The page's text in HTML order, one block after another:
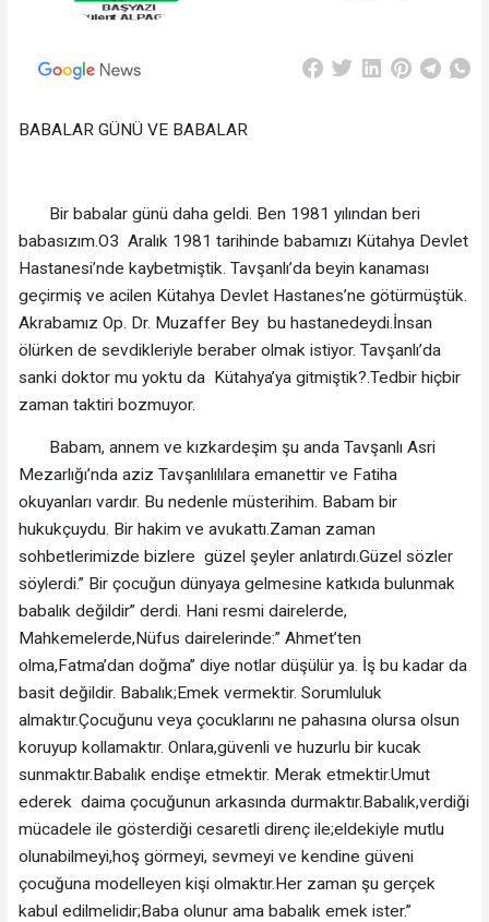
BABALAR GÜNÜ VE BABALAR
Bir babalar günü daha geldi. Ben 1981 yılından beri
babasızım.O3 Aralık 1981 tarihinde babamızı Kütahya Devlet
Hastanesi’nde kaybetmiştik. Tavşanlı’da beyin kanaması
geçirmiş ve acilen Kütahya Devlet Hastanes’ne götürmüştük.
Akrabamız Op. Dr. Muzaffer Bey bu hastanedeydi.İnsan
ölürken de sevdikleriyle beraber olmak istiyor. Tavşanlı’da
sanki doktor mu yoktu da Kütahya’ya gitmiştik?.Tedbir hiçbir
zaman taktiri bozmuyor.
Babam, annem ve kızkardeşim şu anda Tavşanlı Asri
Mezarlığı’nda aziz Tavşanlılılara emanettir ve Fatiha
okuyanları vardır. Bu nedenle müsterihim. Babam bir
hukukçuydu. Bir hakim ve avukattı.Zaman zaman
sohbetlerimizde bizlere güzel şeyler anlatırdı.Güzel sözler
söylerdi.” Bir çocuğun dünyaya gelmesine katkıda bulunmak
babalık değildir” derdi. Hani resmi dairelerde,
Mahkemelerde,Nüfus dairelerinde:” Ahmet’ten
olma,Fatma’dan doğma” diye notlar düşülür ya. İş bu kadar da
basit değildir. Babalık;Emek vermektir. Sorumluluk
almaktır.Çocuğunu veya çocuklarını ne pahasına olursa olsun
koruyup kollamaktır. Onlara,güvenli ve huzurlu bir kucak
sunmaktır.Babalık endişe etmektir. Merak etmektir.Umut
ederek daima çocuğunun arkasında durmaktır.Babalık,verdiği
mücadele ile gösterdiği cesaretli direnç ile;eldekiyle mutlu
olunabilmeyi,hoş görmeyi, sevmeyi ve kendine güveni
çocuğuna modelleyen kişi olmaktır.Her zaman şu gerçek
kabul edilmelidir;Baba olunur ama babalık emek ister.”